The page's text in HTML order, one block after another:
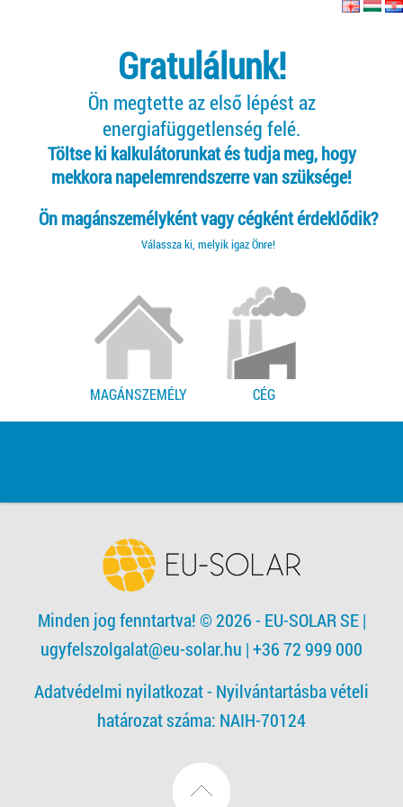
Gratulálunk!
Ön megtette az első lépést az
energiafüggetlenség felé.
Töltse ki kalkulátorunkat és tudja meg, hogy
mekkora napelemrendszerre van szüksége!
Ön magánszemélyként vagy cégként érdeklődik?
Válassza ki, melyik igaz Önre!
MAGÁNSZEMÉLY CÉG
Minden jog fenntartva! © 2026 - EU-SOLAR SE|
ugyfelszolgalat@eu-solar.hu | +36 72 999 000
Adatvédelmi nyilatkozat - Nyilvántartásba vételi
határozat száma: NAIH-70124